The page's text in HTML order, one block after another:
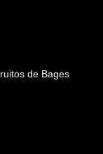
de Bages